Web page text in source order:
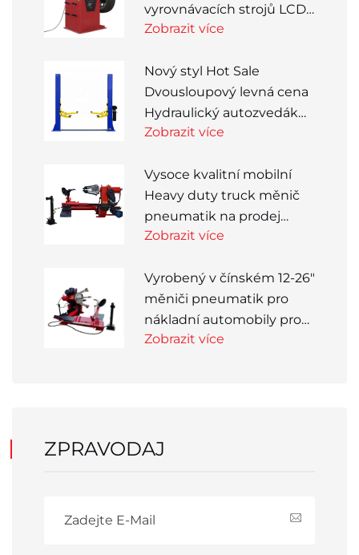
vyrovnávacích strojů LCD
obrazovka laser a lehké
kol
Zobrazit více
Nový styl Hot Sale
Dvousloupový levná cena
Hydraulický autozvedák
se dvěma sloupky
Zobrazit více
Vysoce kvalitní mobilní
Heavy duty truck měnič
pneumatik na prodej
pneumatik
Zobrazit více
Vyrobený v čínském 12-26"
měniči pneumatik pro
nákladní automobily pro
autoservisy
Zobrazit více
ZPRAVODAJ